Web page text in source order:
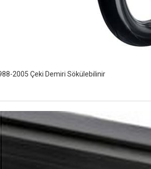
2005 Çeki Demiri Sökülebilinir